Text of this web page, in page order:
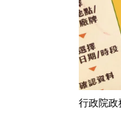
行政院政